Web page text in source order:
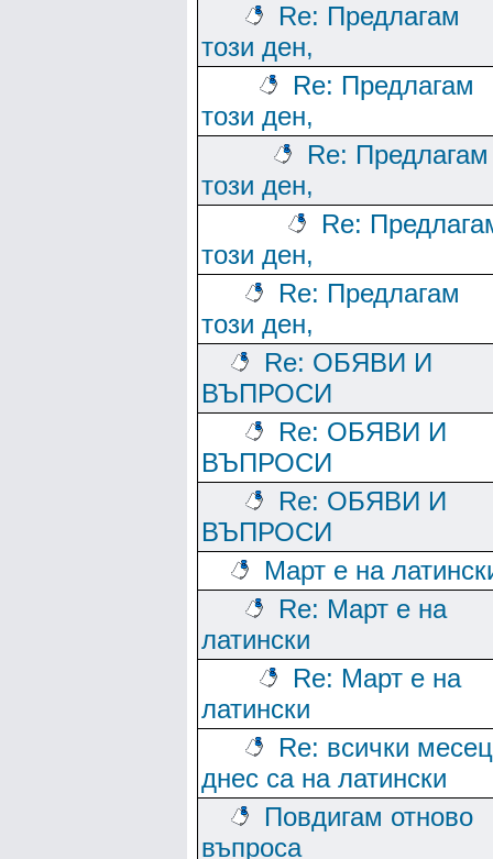
Re: Предлагам
този ден,
Re: Предлагам
този ден,
Re: Предлагам
този ден,
Re:
този ден,
Re: Предлагам
този ден,
Re: ОБЯВИ И
ВЪПРОСИ
Re: ОБЯВИ И
ВЪПРОСИ
Re: ОБЯВИ И
ВЪПРОСИ
Март е на
Re: Март е на
латински
Re: Март е на
латински
Re: всички
днес са на латински
Повдигам отново
въпроса